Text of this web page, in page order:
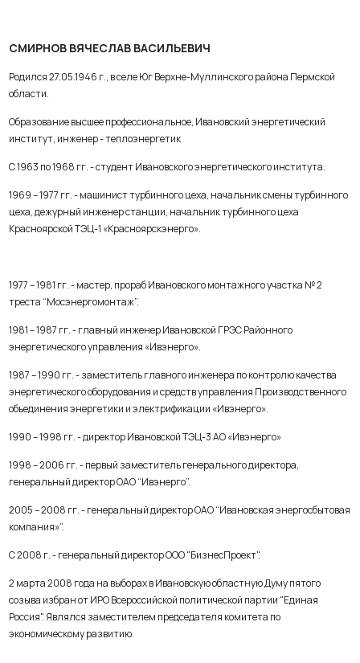
СМИРНОВ ВЯЧЕСЛАВ ВАСИЛЬЕВИЧ
Родился 27.05.1946 г., в селе Юг Верхне-Муллинского района Пермской
области.
Образование высшее профессиональное, Ивановский энергетический
институт, инженер - теплоэнергетик
С 1963 по 1968 гг. - студент Ивановского энергетического института.
1969 – 1977 гг. - машинист турбинного цеха, начальник смены турбинного
цеха, дежурный инженер станции, начальник турбинного цеха
Красноярской ТЭЦ-1 «Красноярскэнерго».
1977 – 1981 гг. - мастер, прораб Ивановского монтажного участка № 2
треста “Мосэнергомонтаж”.
1981 – 1987 гг. - главный инженер Ивановской ГРЭС Районного
энергетического управления «Ивэнерго».
1987 – 1990 гг. - заместитель главного инженера по контролю качества
энергетического оборудования и средств управления Производственного
объединения энергетики и электрификации «Ивэнерго».
1990 – 1998 гг. - директор Ивановской ТЭЦ-3 АО «Ивэнерго»
1998 – 2006 гг. - первый заместитель генерального директора,
генеральный директор ОАО “Ивэнерго”.
2005 – 2008 гг. - генеральный директор ОАО “Ивановская энергосбытовая
компания»”.
С 2008 г. - генеральный директор ООО "БизнесПроект".
2 марта 2008 года на выборах в Ивановскую областную Думу пятого
созыва избран от ИРО Всероссийской политической партии "Единая
Россия". Являлся заместителем председателя комитета по
экономическому развитию.